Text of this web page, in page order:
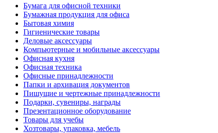
Бумага для офисной техники
Бумажная продукция для офиса
Бытовая химия
Гигиенические товары
Деловые аксессуары
Компьютерные и мобильные аксессуары
Офисная кухня
Офисная техника
Офисные принадлежности
Папки и архивация документов
Пишущие и чертежные принадлежности
Подарки, сувениры, награды
Презентационное оборудование
Товары для учебы
Хозтовары, упаковка, мебель